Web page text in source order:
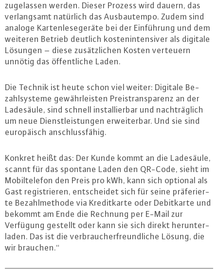
zu­ge­las­sen werden. Dieser Prozess wird dauern, das
ver­lang­samt natürlich das Aus­bau­tem­po. Zudem sind
analoge Kar­ten­le­se­ge­rä­te bei der Ein­füh­rung und dem
weiteren Betrieb deutlich kos­ten­in­ten­si­ver als digitale
Lösungen – diese zu­sätz­li­chen Kosten verteuern
unnötig das öf­fent­li­che Laden.
Die Technik ist heute schon viel weiter: Digitale Be­
zahl­sys­te­me ge­währ­leis­ten Preis­trans­pa­renz an der
Ladesäule, sind schnell in­stal­lier­bar und nach­träg­lich
um neue Dienst­leis­tun­gen er­wei­ter­bar. Und sie sind
eu­ro­pä­isch an­schluss­fä­hig.
Konkret heißt das: Der Kunde kommt an die Ladesäule,
scannt für das spontane Laden den QR-Code, sieht im
Mo­bil­te­le­fon den Preis pro kWh, kann sich optional als
Gast re­gis­trie­ren, ent­schei­det sich für seine prä­fe­rier­
te Be­zahl­me­tho­de via Kre­dit­kar­te oder De­bit­kar­te und
bekommt am Ende die Rechnung per E-Mail zur
Verfügung gestellt oder kann sie sich direkt her­un­ter­
la­den. Das ist die ver­brau­cher­freund­li­che Lösung, die
wir brauchen.“